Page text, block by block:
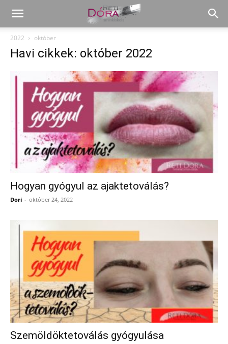
2022 október
Havi cikkek: október 2022
Hogyan gyógyul az ajaktetoválás?
Dori - október 24, 2022
Szemöldöktetoválás gyógyulása